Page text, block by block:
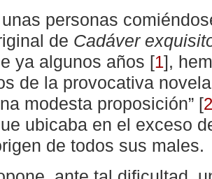
personas
de Cadáver
ya algunos años [1],
de la provocativa
modesta proposición” [2
ubicaba en el exceso
de todos sus males.